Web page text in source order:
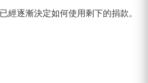
經逐漸決定如何使用剩下的捐款。